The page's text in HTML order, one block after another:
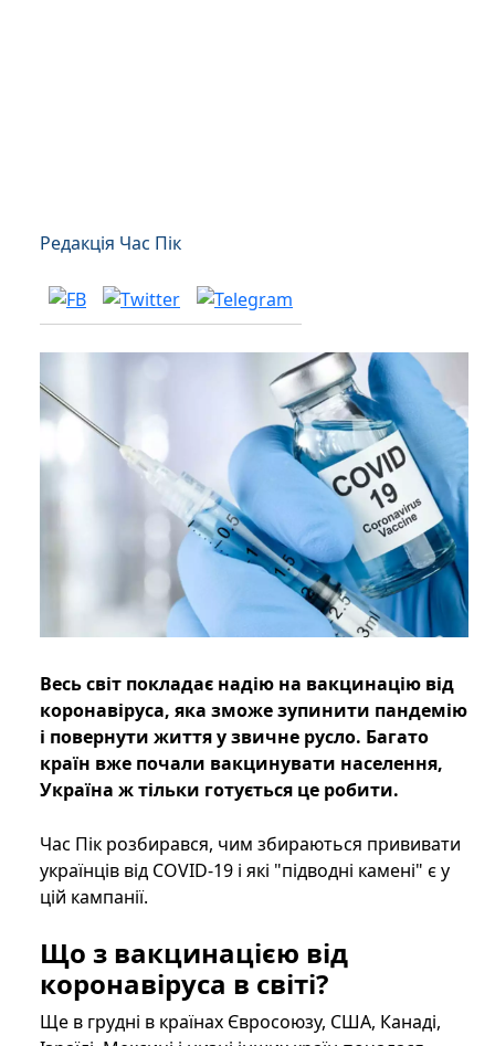
Редакція Час Пік
Весь світ покладає надію на вакцинацію від
коронавіруса, яка зможе зупинити пандемію
і повернути життя у звичне русло. Багато
країн вже почали вакцинувати населення,
Україна ж тільки готується це робити.
Час Пік розбирався, чим збираються прививати
українців від COVID-19 і які "підводні камені" є у
цій кампанії.
Що з вакцинацією від
коронавіруса в світі?
Ще в грудні в країнах Євросоюзу, США, Канаді,